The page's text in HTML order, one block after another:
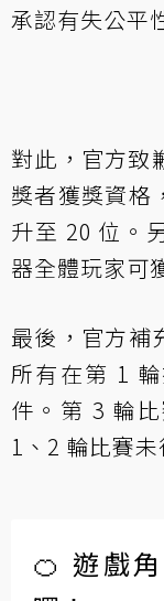
承認有失公平
對此，官方致
獎者獲獎資格
升至 20 位。
器全體玩家可
最後，官方補
所有在第 1
件。第 3 輪
1、2 輪比賽
🍊 遊戲